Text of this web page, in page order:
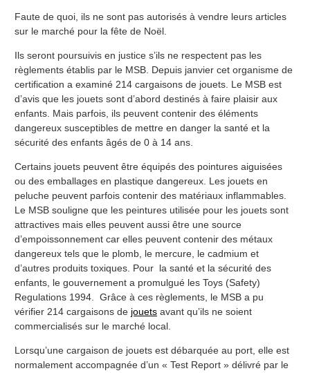
Faute de quoi, ils ne sont pas autorisés à vendre leurs articles
sur le marché pour la fête de Noël.
Ils seront poursuivis en justice s’ils ne respectent pas les
règlements établis par le MSB. Depuis janvier cet organisme de
certification a examiné 214 cargaisons de jouets. Le MSB est
d’avis que les jouets sont d’abord destinés à faire plaisir aux
enfants. Mais parfois, ils peuvent contenir des éléments
dangereux susceptibles de mettre en danger la santé et la
sécurité des enfants âgés de 0 à 14 ans.
Certains jouets peuvent être équipés des pointures aiguisées
ou des emballages en plastique dangereux. Les jouets en
peluche peuvent parfois contenir des matériaux inflammables.
Le MSB souligne que les peintures utilisée pour les jouets sont
attractives mais elles peuvent aussi être une source
d’empoissonnement car elles peuvent contenir des métaux
dangereux tels que le plomb, le mercure, le cadmium et
d’autres produits toxiques. Pour la santé et la sécurité des
enfants, le gouvernement a promulgué les Toys (Safety)
Regulations 1994. Grâce à ces règlements, le MSB a pu
vérifier 214 cargaisons de jouets avant qu’ils ne soient
commercialisés sur le marché local.
Lorsqu’une cargaison de jouets est débarquée au port, elle est
normalement accompagnée d’un « Test Report » délivré par le